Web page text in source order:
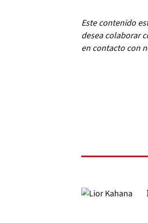
Este contenido
desea colaborar
en contacto con